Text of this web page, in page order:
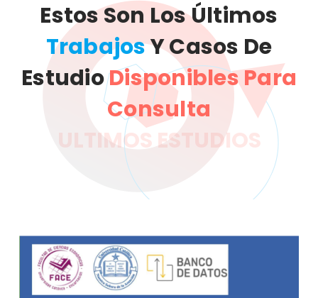
Estos Son Los Últimos
TrabajosY Casos De
EstudioDisponibles Para
Consulta
ULTIMOS ESTUDIOS